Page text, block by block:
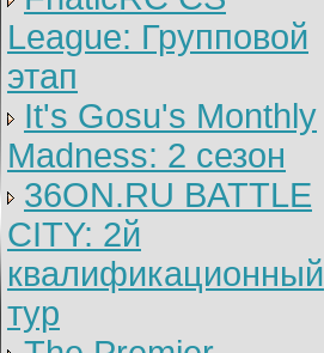
League: Групповой
этап
It's Gosu's Monthly
Madness: 2 сезон
36ON.RU BATTLE
CITY: 2й
квалификационный
тур